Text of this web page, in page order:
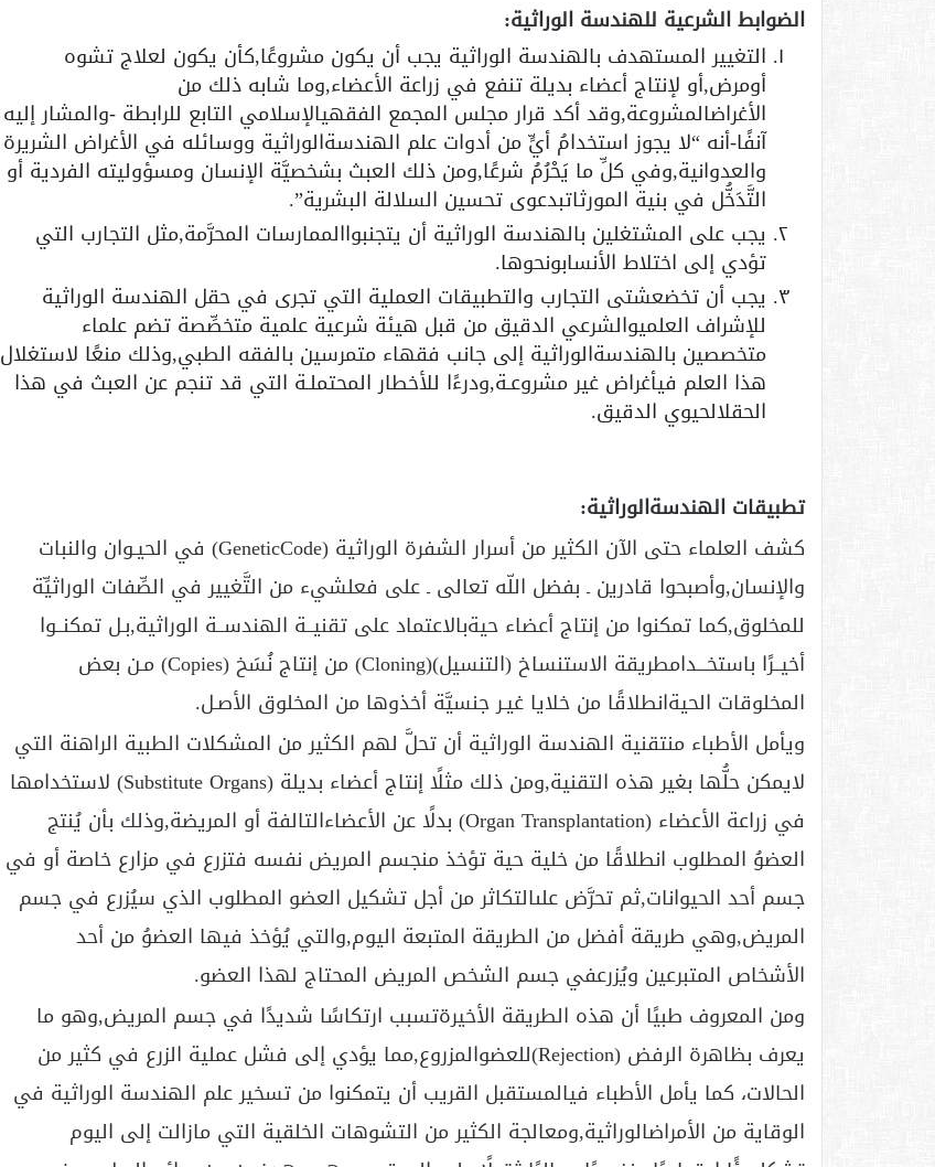
الضوابط الشرعية للهندسة الوراثية:
التغيير المستهدف بالهندسة الوراثية يجب أن يكون مشروعًا,كأن يكون لعلاج تشوه
أومرض,أو لإنتاج أعضاء بديلة تنفع في زراعة الأعضاء,وما شابه ذلك من
الأغراضالمشروعة,وقد أكد قرار مجلس المجمع الفقهيالإسلامي التابع للرابطة -والمشار إليه
آنفًا-أنه “لا يجوز استخدامُ أيٍّ من أدوات علم الهندسةالوراثية ووسائله في الأغراض الشريرة
والعدوانية,وفي كلِّ ما يَحْرُمُ شرعًا,ومن ذلك العبث بشخصيَّة الإنسان ومسؤوليته الفردية أو
التَّدَخُّل في بنية المورثاتبدعوى تحسين السلالة البشرية”.
يجب على المشتغلين بالهندسة الوراثية أن يتجنبواالممارسات المحرَّمة,مثل التجارب التي
تؤدي إلى اختلاط الأنسابونحوها.
يجب أن تخضعشتى التجارب والتطبيقات العملية التي تجرى في حقل الهندسة الوراثية
للإشراف العلميوالشرعي الدقيق من قبل هيئة شرعية علمية متخصِّصة تضم علماء
متخصصين بالهندسةالوراثية إلى جانب فقهاء متمرسين بالفقه الطبي,وذلك منعًا لاستغلال
هذا العلم فيأغراض غير مشروعـة,ودرءًا للأخطار المحتملـة التي قد تنجم عن العبث في هذا
الحقلالحيوي الدقيق.
تطبيقات الهندسةالوراثية:
كشف العلماء حتى الآن الكثير من أسرار الشفرة الوراثية (GeneticCode) في الحيـوان والنبات
والإنسان,وأصبحوا قادرين ـ بفضل اللّه تعالى ـ على فعلشيء من التَّغيير في الصِّفات الوراثيِّة
للمخلوق,كما تمكنوا من إنتاج أعضاء حيةبالاعتماد على تقنيــة الهندســة الوراثية,بـل تمكنــوا
أخيــرًا باستخـــدامطريقة الاستنساخ (التنسيل)(Cloning) من إنتاج نُسَخ (Copies) مـن بعض
المخلوقات الحيةانطلاقًا من خلايا غيـر جنسيَّة أخذوها من المخلوق الأصـل.
ويأمل الأطباء منتقنية الهندسة الوراثية أن تحلَّ لهم الكثير من المشكلات الطبية الراهنة التي
لايمكن حلُّها بغير هذه التقنية,ومن ذلك مثلًا إنتاج أعضاء بديلة (Substitute Organs) لاستخدامها
في زراعة الأعضاء (Organ Transplantation) بدلًا عن الأعضاءالتالفة أو المريضة,وذلك بأن يُنتج
العضوُ المطلوب انطلاقًا من خلية حية تؤخذ منجسم المريض نفسه فتزرع في مزارع خاصة أو في
جسم أحد الحيوانات,ثم تحرَّض علىالتكاثر من أجل تشكيل العضو المطلوب الذي سيُزرع في جسم
المريض,وهي طريقة أفضل من الطريقة المتبعة اليوم,والتي يُؤخذ فيها العضوُ من أحد
الأشخاص المتبرعين ويُزرعفي جسم الشخص المريض المحتاج لهذا العضو.
ومن المعروف طبيًا أن هذه الطريقة الأخيرةتسبب ارتكاسًا شديدًا في جسم المريض,وهو ما
يعرف بظاهرة الرفض (Rejection)للعضوالمزروع,مما يؤدي إلى فشل عملية الزرع في كثير من
الحالات، كما يأمل الأطباء فيالمستقبل القريب أن يتمكنوا من تسخير علم الهندسة الوراثية في
الوقاية من الأمراضالوراثية,ومعالجة الكثير من التشوهات الخلقية التي مازالت إلى اليوم